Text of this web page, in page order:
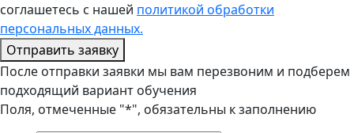
соглашетесь с нашей политикой обработки
персональных данных.
Отправить заявку
После отправки заявки мы вам перезвоним и подберем
подходящий вариант обучения
Поля, отмеченные "*", обязательны к заполнению